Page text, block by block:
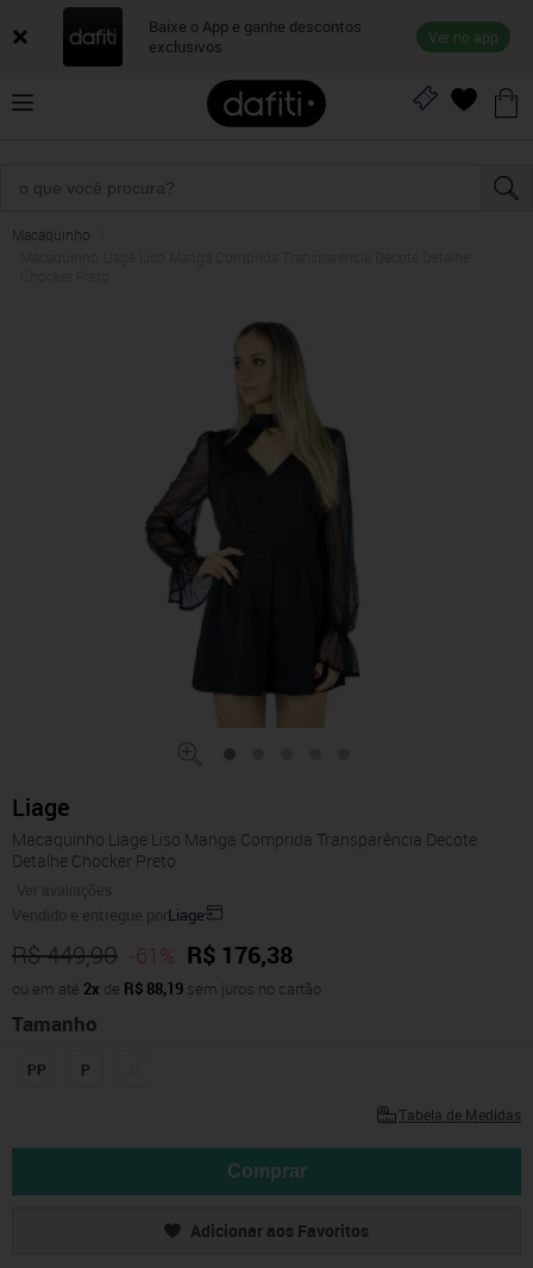
Baixe o App e ganhe descontos
exclusivos
Ver no app
Macaquinho
Liage
Macaquinho Liage Liso Manga Comprida Transparência Decote
Detalhe Chocker Preto
Ver avaliações
Vendido e entregue porLiage
R$ 449,90 -61% R$ 176,38
ou em até 2x de R$ 88,19 sem juros no cartão
Tamanho
PP P
Tabela de Medidas
Comprar
Adicionar aos Favoritos